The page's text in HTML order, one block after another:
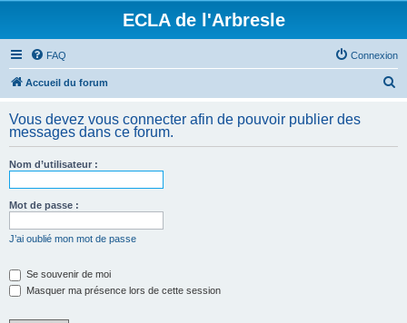
ECLA de l'Arbresle
FAQ Connexion
Accueil du forum
h
Vous devez vous connecter afin de pouvoir publier des
messages dans ce forum.
Nom d’utilisateur :
Mot de passe :
J’ai oublié mon mot de passe
Se souvenir de moi
Masquer ma présence lors de cette session